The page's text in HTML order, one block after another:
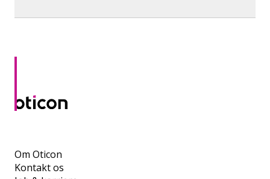
Om Oticon
Kontakt os